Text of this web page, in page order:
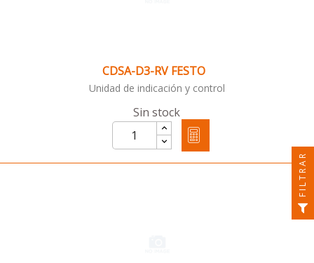
CDSA-D3-RV FESTO
Unidad de indicación y control
Sin stock
FILTRAR